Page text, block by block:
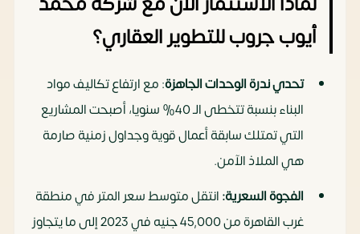
أيوب جروب للتطوير العقاري؟
تحدي ندرة الوحدات الجاهزة: مع ارتفاع تكاليف مواد
البناء بنسبة تتخطى الـ 40% سنويا، أصبحت المشاريع
التي تمتلك سابقة أعمال قوية وجداول زمنية صارمة
هي الملاذ الآمن.
الفجوة السعرية:انتقل متوسط سعر المتر في منطقة
غرب القاهرة من 45,000 جنيه في 2023 إلى ما يتجاوز